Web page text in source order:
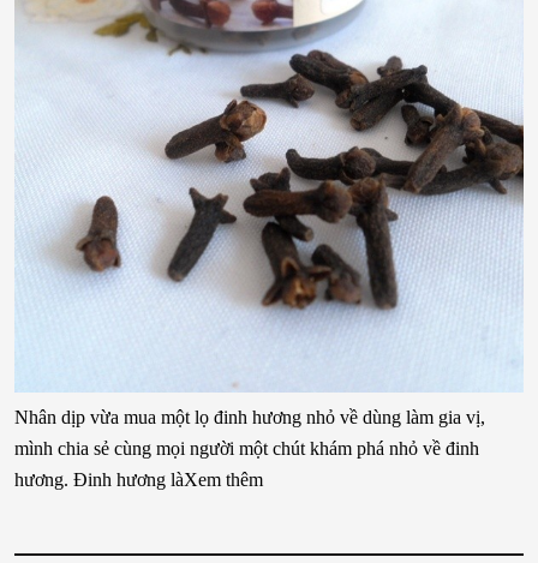
Nhân dịp vừa mua một lọ đinh hương nhỏ về dùng làm gia vị,
mình chia sẻ cùng mọi người một chút khám phá nhỏ về đinh
hương. Đinh hương làXem thêm